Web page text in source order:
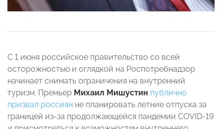
С 1 июня российское правительство со всей
осторожностью и оглядкой на Роспотребнадзор
начинает снимать ограничения на внутренний
туризм. Премьер Михаил Мишустин публично
призвал россиян не планировать летние отпуска за
границей из-за продолжающейся пандемии COVID-19